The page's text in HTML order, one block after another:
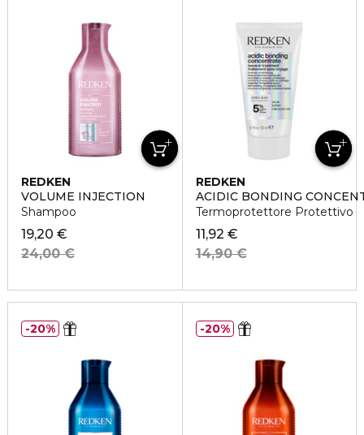
REDKEN
VOLUME INJECTION
Shampoo
19,20 €
24,00 €
REDKEN
ACIDIC BONDING
Termoprotettore Protettivo
11,92 €
14,90 €
20% 20%